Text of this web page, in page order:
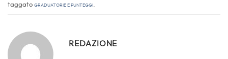
taggato Graduatorie e Punteggi.
REDAZIONE